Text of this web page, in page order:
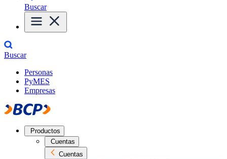
Buscar
Buscar
Personas
PyMES
Empresas
Productos
Cuentas
Cuentas